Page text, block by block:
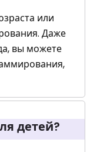
или
Даже
вы можете
детей?